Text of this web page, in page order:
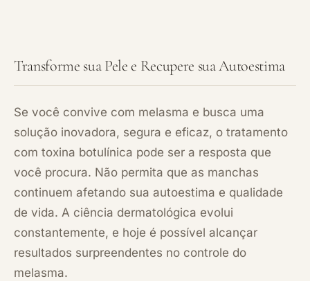
Transforme sua Pele e Recupere sua Autoestima
Se você convive com melasma e busca uma
solução inovadora, segura e eficaz, o tratamento
com toxina botulínica pode ser a resposta que
você procura. Não permita que as manchas
continuem afetando sua autoestima e qualidade
de vida. A ciência dermatológica evolui
constantemente, e hoje é possível alcançar
resultados surpreendentes no controle do
melasma.